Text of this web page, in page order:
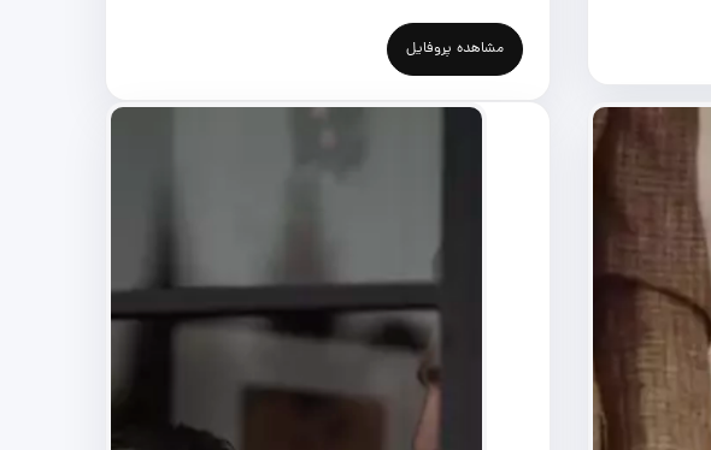
مشاهده پروفایل